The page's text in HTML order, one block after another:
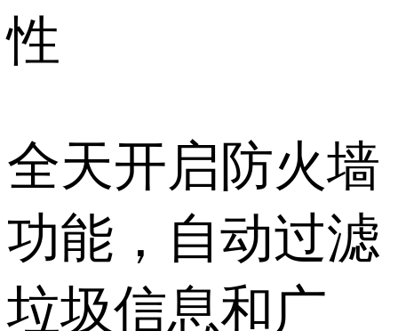
性
全天开启防火墙
功能，自动过滤
垃圾信息和广